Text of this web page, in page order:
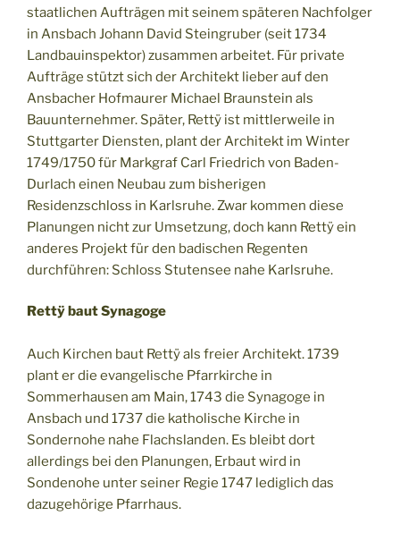
staatlichen Aufträgen mit seinem späteren Nachfolger
in Ansbach Johann David Steingruber (seit 1734
Landbauinspektor) zusammen arbeitet. Für private
Aufträge stützt sich der Architekt lieber auf den
Ansbacher Hofmaurer Michael Braunstein als
Bauunternehmer. Später, Rettÿ ist mittlerweile in
Stuttgarter Diensten, plant der Architekt im Winter
1749/1750 für Markgraf Carl Friedrich von Baden-
Durlach einen Neubau zum bisherigen
Residenzschloss in Karlsruhe. Zwar kommen diese
Planungen nicht zur Umsetzung, doch kann Rettÿ ein
anderes Projekt für den badischen Regenten
durchführen: Schloss Stutensee nahe Karlsruhe.
Rettÿ baut Synagoge
Auch Kirchen baut Rettÿ als freier Architekt. 1739
plant er die evangelische Pfarrkirche in
Sommerhausen am Main, 1743 die Synagoge in
Ansbach und 1737 die katholische Kirche in
Sondernohe nahe Flachslanden. Es bleibt dort
allerdings bei den Planungen, Erbaut wird in
Sondenohe unter seiner Regie 1747 lediglich das
dazugehörige Pfarrhaus.